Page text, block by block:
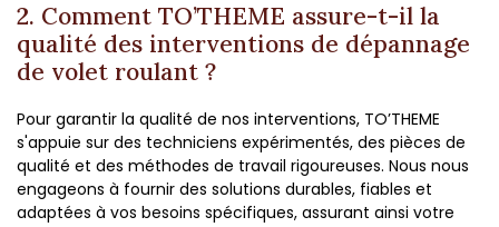
2. Comment TO’THEME assure-t-il la
qualité des interventions de dépannage
de volet roulant ?
Pour garantir la qualité de nos interventions, TO’THEME
s'appuie sur des techniciens expérimentés, des pièces de
qualité et des méthodes de travail rigoureuses. Nous nous
engageons à fournir des solutions durables, fiables et
adaptées à vos besoins spécifiques, assurant ainsi votre